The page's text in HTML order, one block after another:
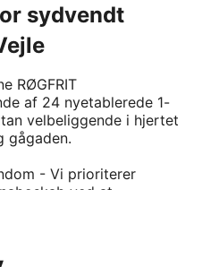
sydvendt
RØGFRIT
af 24 nyetablerede 1-
velbeliggende i hjertet
gågaden.
- Vi prioriterer
ved at
fra 50 til 82